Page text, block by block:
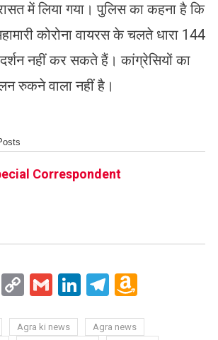
में लिया गया। पुलिस का कहना है कि
कोरोना वायरस के चलते धारा 144
नहीं कर सकते हैं। कांग्रेसियों का
रुकने वाला नहीं है।
Correspondent
WhatsApp
CopyGmailLinkedIn
Telegram
List
Agra ki news
Agra news